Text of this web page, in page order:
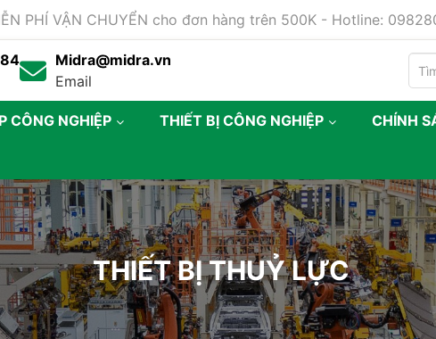
PHÍ VẬN CHUYỂN cho đơn hàng trên 500K - Hotline:
Midra@midra.vn
Email
CÔNG NGHIỆP THIẾT BỊ CÔNG NGHIỆP CHÍNH
THIẾT BỊ THUỶ LỰC